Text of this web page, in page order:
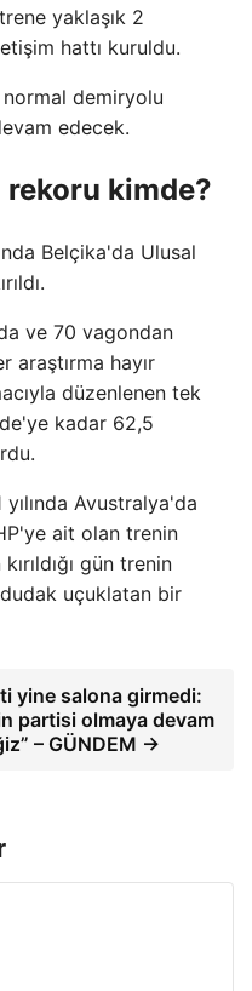
yaklaşık 2
hattı kuruldu.
demiryolu
edecek.
kimde?
Belçika'da Ulusal
ve 70 vagondan
araştırma hayır
düzenlenen tek
kadar 62,5
Avustralya'da
ait olan trenin
gün trenin
uçuklatan bir
yine salona girmedi:
partisi olmaya devam
– GÜNDEM →